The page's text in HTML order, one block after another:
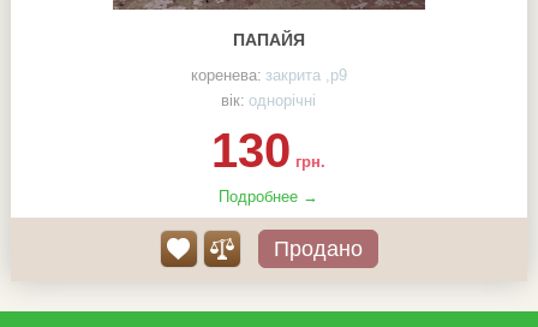
ПАПАЙЯ
коренева: закрита ,р9
вік: однорічні
130 грн.
Подробнее →
Продано